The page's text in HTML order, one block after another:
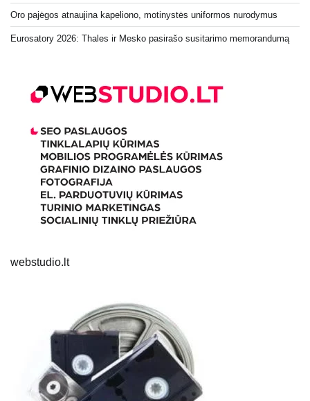
Oro pajėgos atnaujina kapeliono, motinystės uniformos nurodymus
Eurosatory 2026: Thales ir Mesko pasirašo susitarimo memorandumą
webstudio.lt